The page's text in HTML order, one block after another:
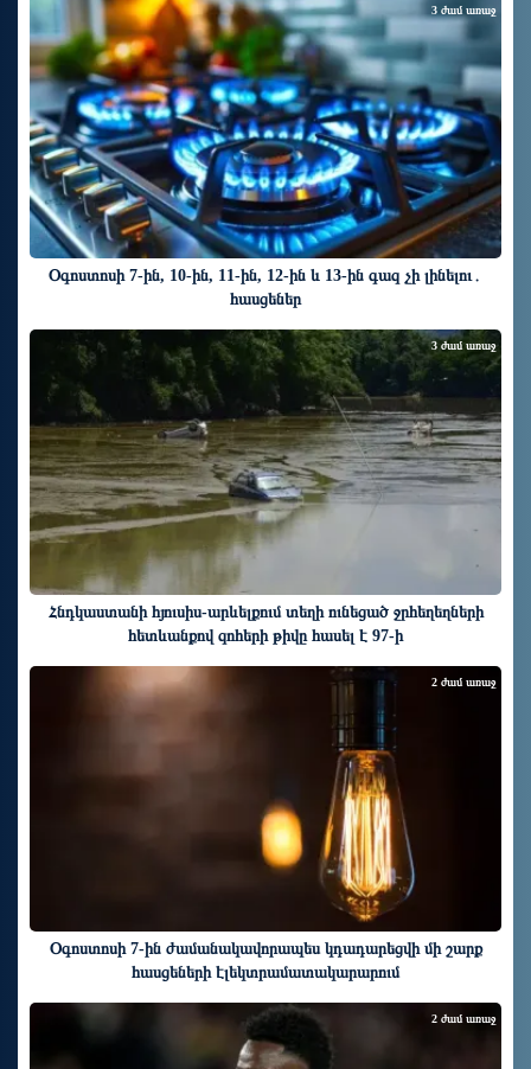
Օգոստոսի 7-ին, 10-ին, 11-ին, 12-ին և 13-ին գազ չի լինելու․
հասցեներ
3 ժամ առաջ
Հնդկաստանի հյուսիս-արևելքում տեղի ունեցած ջրհեղեղների
հետևանքով զոհերի թիվը հասել է 97-ի
3 ժամ առաջ
Օգոստոսի 7-ին ժամանակավորապես կդադարեցվի մի շարք
հասցեների էլեկտրամատակարարում
2 ժամ առաջ
2 ժամ առաջ